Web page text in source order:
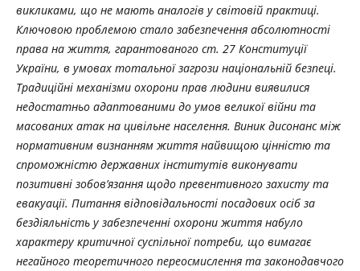
викликами, що не мають аналогів у світовій практиці.
Ключовою проблемою стало забезпечення абсолютності
права на життя, гарантованого ст. 27 Конституції
України, в умовах тотальної загрози національній безпеці.
Традиційні механізми охорони прав людини виявилися
недостатньо адаптованими до умов великої війни та
масованих атак на цивільне населення. Виник дисонанс між
нормативним визнанням життя найвищою цінністю та
спроможністю державних інститутів виконувати
позитивні зобов’язання щодо превентивного захисту та
евакуації. Питання відповідальності посадових осіб за
бездіяльність у забезпеченні охорони життя набуло
характеру критичної суспільної потреби, що вимагає
негайного теоретичного переосмислення та законодавчого